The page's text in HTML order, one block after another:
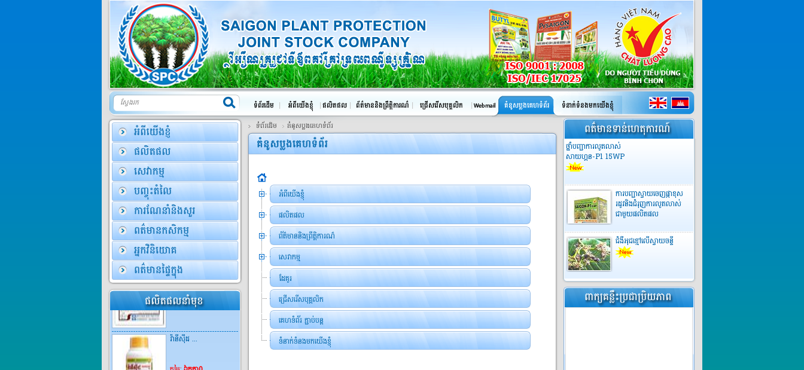
ការណែនាំប្រើបា្រស់
សាកូសា5...
តម្លៃ:ឯកតា0
បាស៊ីដ ៥០E...
សាយហ្គន P1
សាយហ្គន-P1 (Saigon-
P1 15WP)ជាប...
តម្លៃ:ឯកតា0
ម៉ាល់ធី-ខេ...
តម្លៃ:ឯកតា0
ទំព័រដើម គំនូសប្លងគេហទំព័រ
អំពីយើងខ្ញុំ
ផលិតផល
ព័ត៌មាននិងព្រឹត្តិការណ៌
សេវាកម្ម
ដែគូរ
ជ្រើសរើសបុគ្គលិក
គេហទំព័រ ភ្ជាប់បន្ត
ទំនាក់ទំនងមកយើងខ្ញុំ
ថ្នាំបញ្ជាការលូតលាស់
សាយហ្គន-P1 15WP
ការបញ្ជាស្វាយចេញផ្កាខុស
រដូវនិងជំរុញការលូតលាស់
ជាមួយផលិតផល
ជំងឺអុជខ្មៅលើស្វាយចន្ទី